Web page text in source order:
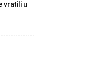
vratili u